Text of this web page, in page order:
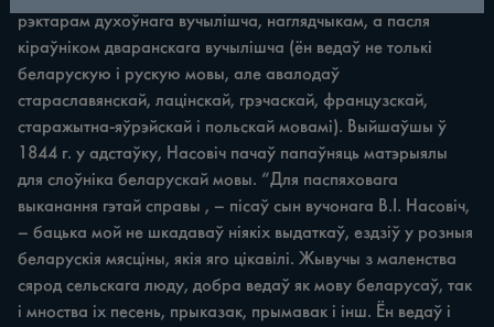
рэктарам духоўнага вучылішча, наглядчыкам, а пасля
кіраўніком дваранскага вучылішча (ён ведаў не толькі
беларускую і рускую мовы, але авалодаў
стараславянскай, лацінскай, грэчаскай, французскай,
старажытна-яўрэйскай і польскай мовамі). Выйшаўшы ў
1844 г. у адстаўку, Насовіч пачаў папаўняць матэрыялы
для слоўніка беларускай мовы. “Для паспяховага
выканання гэтай справы , – пісаў сын вучонага В.І. Насовіч,
– бацька мой не шкадаваў ніякіх выдаткаў, ездзіў у розныя
беларускія мясціны, якія яго цікавілі. Жывучы з маленства
сярод сельскага люду, добра ведаў як мову беларусаў, так
і мноства іх песень, прыказак, прымавак і інш. Ён ведаў і